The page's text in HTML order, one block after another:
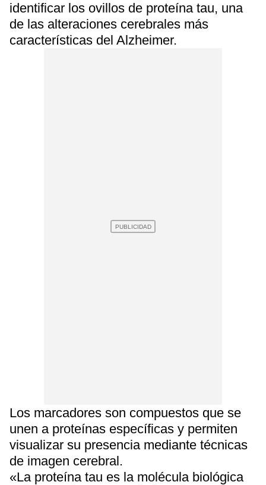
identificar los ovillos de proteína tau, una
de las alteraciones cerebrales más
características del Alzheimer.
Los marcadores son compuestos que se
unen a proteínas específicas y permiten
visualizar su presencia mediante técnicas
de imagen cerebral.
«La proteína tau es la molécula biológica